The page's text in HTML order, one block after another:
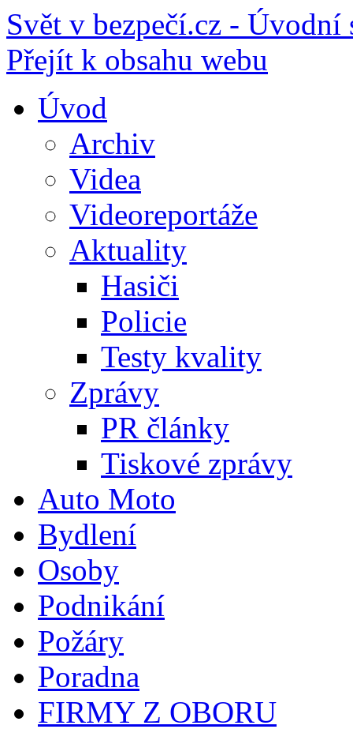
Svět v bezpečí.cz - Úvodní
Přejít k obsahu webu
Úvod
Archiv
Videa
Videoreportáže
Aktuality
Hasiči
Policie
Testy kvality
Zprávy
PR články
Tiskové zprávy
Auto Moto
Bydlení
Osoby
Podnikání
Požáry
Poradna
FIRMY Z OBORU